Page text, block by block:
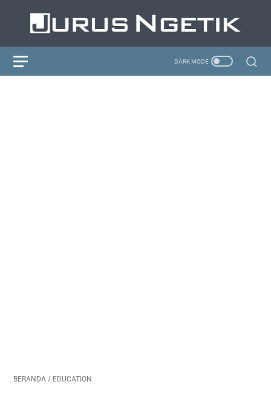
BERANDA / EDUCATION